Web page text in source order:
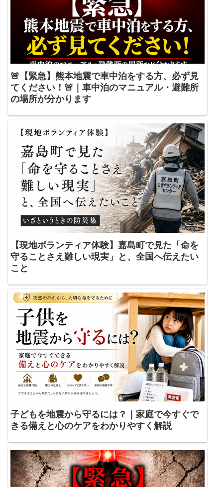
🚨【緊急】熊本地震で車中泊をする方、必ず見
てください！🚨｜車中泊のマニュアル・避難所
の場所が分かります
【現地ボランティア体験】嘉島町で見た「命を
守ることさえ難しい現実」と、全国へ伝えたい
こと
子どもを地震から守るには？｜家庭で今すぐで
きる備えと心のケアをわかりやすく解説